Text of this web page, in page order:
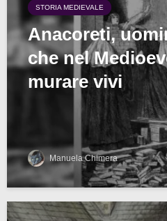
STORIA MEDIEVALE
Anacoreti,
che nel
murare vivi
Manuela Chimera